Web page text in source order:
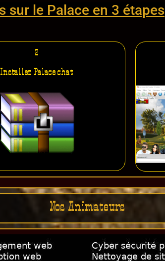
sur le Palace en 3 étapes
2
Installez Palace chat
Nos Animateurs